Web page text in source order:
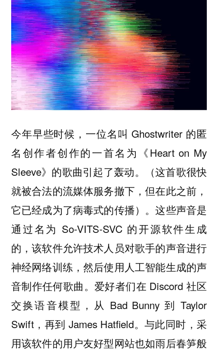
今年早些时候，一位名叫 Ghostwriter 的匿
名创作者创作的一首名为《Heart on My
Sleeve》的歌曲引起了轰动。（这首歌很快
就被合法的流媒体服务撤下，但在此之前，
它已经成为了病毒式的传播）。这些声音是
通过名为 So-VITS-SVC 的开源软件生成
的，该软件允许技术人员对歌手的声音进行
神经网络训练，然后使用人工智能生成的声
音制作任何歌曲。爱好者们在 Discord 社区
交换语音模型，从 Bad Bunny 到 Taylor
Swift，再到 James Hatfield。与此同时，采
用该软件的用户友好型网站也如雨后春笋般